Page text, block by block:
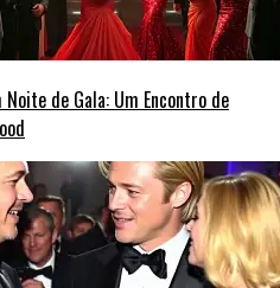
de Gala: Um Encontro de